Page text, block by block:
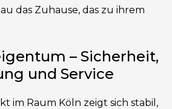
das Zuhause, das zu ihrem
– Sicherheit,
und Service
im Raum Köln zeigt sich stabil,